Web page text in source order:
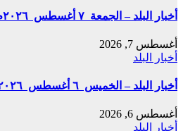
أخبار البلد – الجمعة ٧ أغسطس ٢٠٢٦م
أغسطس 7, 2026
أخبار البلد
أخبار البلد – الخميس ٦ أغسطس ٢٠٢٦م
أغسطس 6, 2026
أخبار البلد